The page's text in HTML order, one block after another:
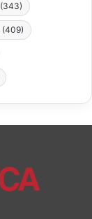
(343)
(409)